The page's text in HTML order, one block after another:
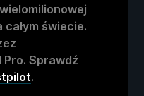
świecie.
Sprawdź
.